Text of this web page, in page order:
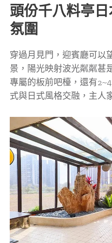
頭份千八料亭日
氛圍
穿過月見門，迎賓廳可以
景，陽光映射波光粼粼甚
專屬的板前吧檯，還有
式與日式風格交融，主人